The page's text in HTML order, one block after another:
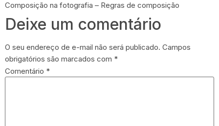
Composição na fotografia – Regras de composição
Deixe um comentário
O seu endereço de e-mail não será publicado. Campos
obrigatórios são marcados com *
Comentário *